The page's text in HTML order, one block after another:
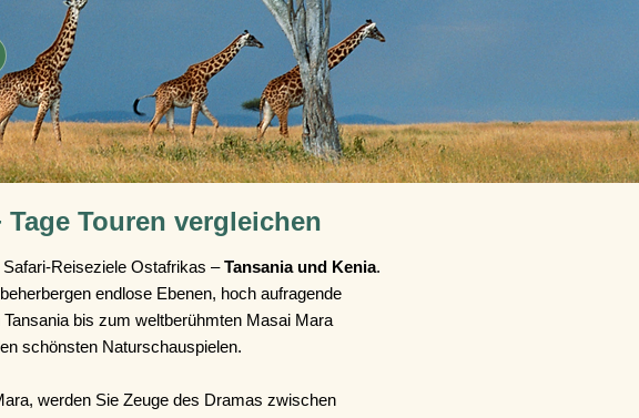
Touren vergleichen
Reiseziele Ostafrikas –Tansania und Kenia.
endlose Ebenen, hoch aufragende
Tansania bis zum weltberühmten Masai Mara
schönsten Naturschauspielen.
werden Sie Zeuge des Dramas zwischen